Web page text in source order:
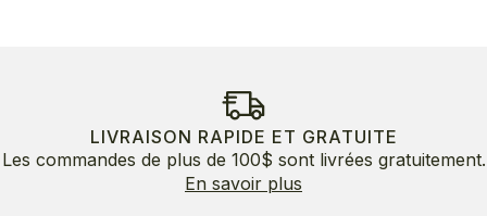
LIVRAISON RAPIDE ET GRATUITE
Les commandes de plus de 100$ sont livrées gratuitement.
En savoir plus